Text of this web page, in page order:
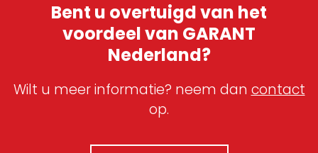
Bent u overtuigd van het
voordeel van GARANT
Nederland?
Wilt u meer informatie? neem dan contact
op.